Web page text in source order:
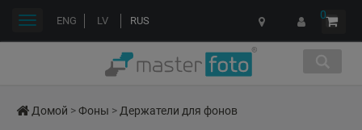
ENG LV RUS 0
Переключить
Домой >Фоны >Держатели для фонов